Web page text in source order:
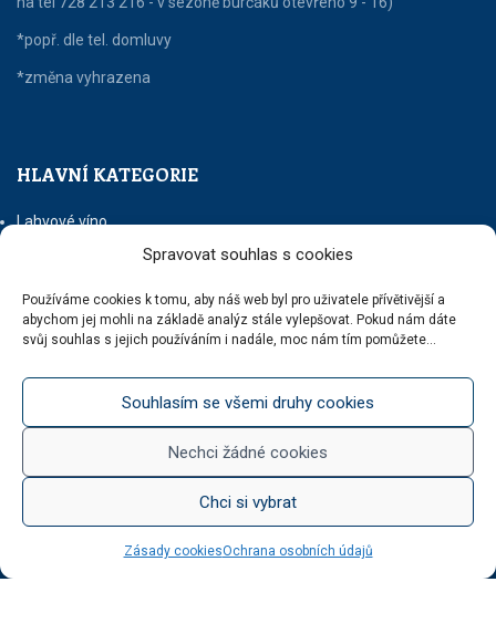
Spravovat souhlas s cookies
Používáme cookies k tomu, aby náš web byl pro uživatele přívětivější a
abychom jej mohli na základě analýz stále vylepšovat. Pokud nám dáte
svůj souhlas s jejich používáním i nadále, moc nám tím pomůžete...
Souhlasím se všemi druhy cookies
Nechci žádné cookies
Chci si vybrat
Zásady cookiesOchrana osobních údajů
*popř. dle tel. domluvy
*změna vyhrazena
HLAVNÍ KATEGORIE
Lahvové víno
Něco na zub
Med od Boturů
Dárkové balení
KATEGORIE BLOGU
Vinotéka Botur